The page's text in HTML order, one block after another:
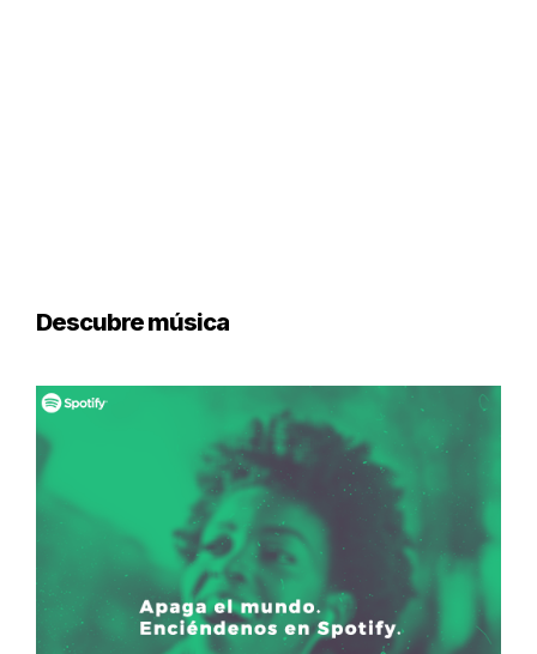
Descubre música